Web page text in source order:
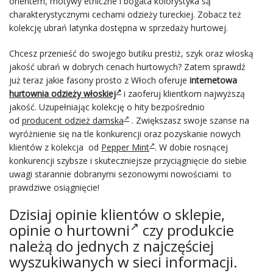
charakterystycznymi cechami odzieży tureckiej. Zobacz też
kolekcję ubrań latynka dostępna w sprzedaży hurtowej.
Chcesz przenieść do swojego butiku prestiż, szyk oraz włoską
jakość ubrań w dobrych cenach hurtowych? Zatem sprawdź
już teraz jakie fasony prosto z Włoch oferuje internetowa
hurtownia odzieży włoskiej
i zaoferuj klientkom najwyższą
jakość. Uzupełniając kolekcję o hity bezpośrednio
od producent odzież damska
. Zwiększasz swoje szanse na
wyróżnienie się na tle konkurencji oraz pozyskanie nowych
klientów z kolekcja od Pepper Mint . W dobie rosnącej
konkurencji szybsze i skuteczniejsze przyciągnięcie do siebie
uwagi starannie dobranymi sezonowymi nowościami to
prawdziwe osiągnięcie!
Dzisiaj opinie klientów o sklepie,
opinie o hurtowni czy produkcie
należą do jednych z najczęściej
wyszukiwanych w sieci informacji.